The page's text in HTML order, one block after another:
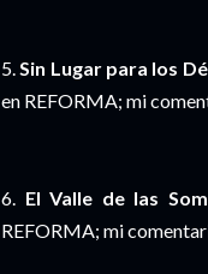
5.Sin Lugar para los
en REFORMA; mi
6. El Valle de las
REFORMA; mi